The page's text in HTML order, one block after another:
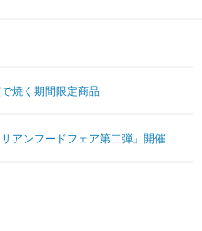
ブログ
その他
焼く期間限定商品
アンフードフェア第二弾」開催